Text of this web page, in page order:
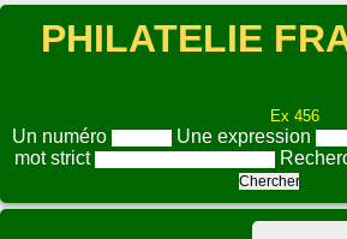
PHILATELIE
Ex 456
Un numéro Une expression
mot strict